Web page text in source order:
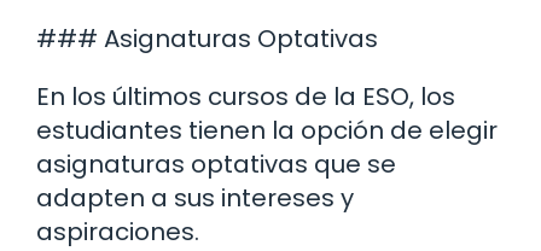
### Asignaturas Optativas
En los últimos cursos de la ESO, los
estudiantes tienen la opción de elegir
asignaturas optativas que se
adapten a sus intereses y
aspiraciones.